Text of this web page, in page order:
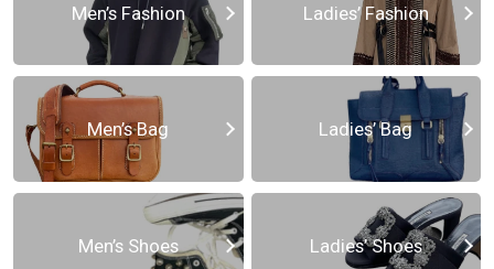
Men’s Fashion Ladies’ Fashion
Men’s Bag Ladies’ Bag
Men’s Shoes Ladies’ Shoes